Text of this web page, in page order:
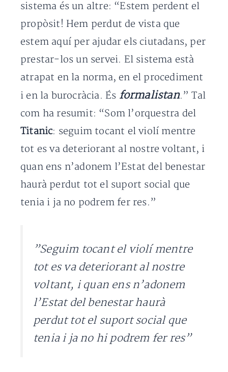
sistema és un altre: “Estem perdent el
propòsit! Hem perdut de vista que
estem aquí per ajudar els ciutadans, per
prestar-los un servei. El sistema està
atrapat en la norma, en el procediment
i en la burocràcia. És formalistan.” Tal
com ha resumit: “Som l’orquestra del
Titanic: seguim tocant el violí mentre
tot es va deteriorant al nostre voltant, i
quan ens n’adonem l’Estat del benestar
haurà perdut tot el suport social que
tenia i ja no podrem fer res.”
”Seguim tocant el violí mentre
tot es va deteriorant al nostre
voltant, i quan ens n’adonem
l’Estat del benestar haurà
perdut tot el suport social que
tenia i ja no hi podrem fer res”